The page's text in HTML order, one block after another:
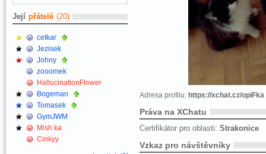
Její přátelé (20)
cetkar
Jezisek
Johny
zooomek
HallucinationFlower
Bogeman
Tomasek
GymJWM
Mish.ka
Cinkyy
Adresa profilu: https://xchat.cz/opiFka
Práva na XChatu
Certifikátor pro oblasti: Strakonice
Vzkaz pro návštěvníky